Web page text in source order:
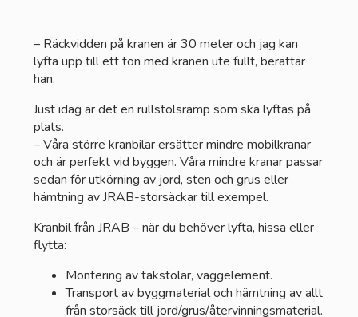
– Räckvidden på kranen är 30 meter och jag kan
lyfta upp till ett ton med kranen ute fullt, berättar
han.
Just idag är det en rullstolsramp som ska lyftas på
plats.
– Våra större kranbilar ersätter mindre mobilkranar
och är perfekt vid byggen. Våra mindre kranar passar
sedan för utkörning av jord, sten och grus eller
hämtning av JRAB-storsäckar till exempel.
Kranbil från JRAB – när du behöver lyfta, hissa eller
flytta:
Montering av takstolar, väggelement.
Transport av byggmaterial och hämtning av allt
från storsäck till jord/grus/återvinningsmaterial.